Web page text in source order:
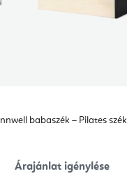
Innwell babaszék – Pilates szék
Árajánlat igénylése